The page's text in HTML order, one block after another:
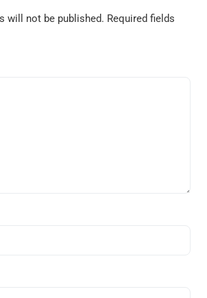
will not be published. Required fields